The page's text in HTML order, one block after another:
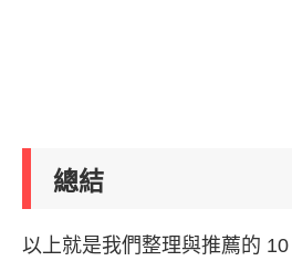
總結
以上就是我們整理與推薦的